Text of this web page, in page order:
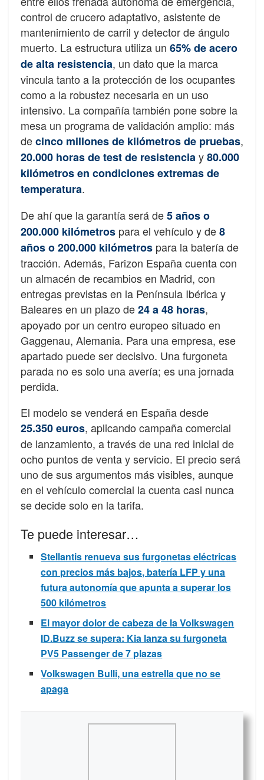
control de crucero adaptativo, asistente de
mantenimiento de carril y detector de ángulo
muerto. La estructura utiliza un 65% de acero
de alta resistencia, un dato que la marca
vincula tanto a la protección de los ocupantes
como a la robustez necesaria en un uso
intensivo. La compañía también pone sobre la
mesa un programa de validación amplio: más
decinco millones de kilómetros de pruebas,
20.000 horas de test de resistenciay80.000
kilómetros en condiciones extremas de
temperatura.
De ahí que la garantía será de5 años o
200.000 kilómetros para el vehículo y de8
años o 200.000 kilómetros para la batería de
tracción. Además, Farizon España cuenta con
un almacén de recambios en Madrid, con
entregas previstas en la Península Ibérica y
Baleares en un plazo de24 a 48 horas,
apoyado por un centro europeo situado en
Gaggenau, Alemania. Para una empresa, ese
apartado puede ser decisivo. Una furgoneta
parada no es solo una avería; es una jornada
perdida.
El modelo se venderá en España desde
25.350 euros, aplicando campaña comercial
de lanzamiento, a través de una red inicial de
ocho puntos de venta y servicio. El precio será
uno de sus argumentos más visibles, aunque
en el vehículo comercial la cuenta casi nunca
se decide solo en la tarifa.
Te puede interesar…
Stellantis renueva sus furgonetas eléctricas
con precios más bajos, batería LFP y una
futura autonomía que apunta a superar los
500 kilómetros
El mayor dolor de cabeza de la Volkswagen
ID.Buzz se supera: Kia lanza su furgoneta
PV5 Passenger de 7 plazas
Volkswagen Bulli, una estrella que no se
apaga